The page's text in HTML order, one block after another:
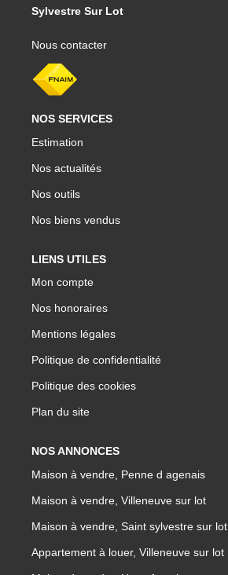
Sylvestre Sur Lot
Nous contacter
NOS SERVICES
Estimation
Nos actualités
Nos outils
Nos biens vendus
LIENS UTILES
Mon compte
Nos honoraires
Mentions légales
Politique de confidentialité
Politique des cookies
Plan du site
NOS ANNONCES
Maison à vendre, Penne d agenais
Maison à vendre, Villeneuve sur lot
Maison à vendre, Saint sylvestre sur lot
Appartement à louer, Villeneuve sur lot